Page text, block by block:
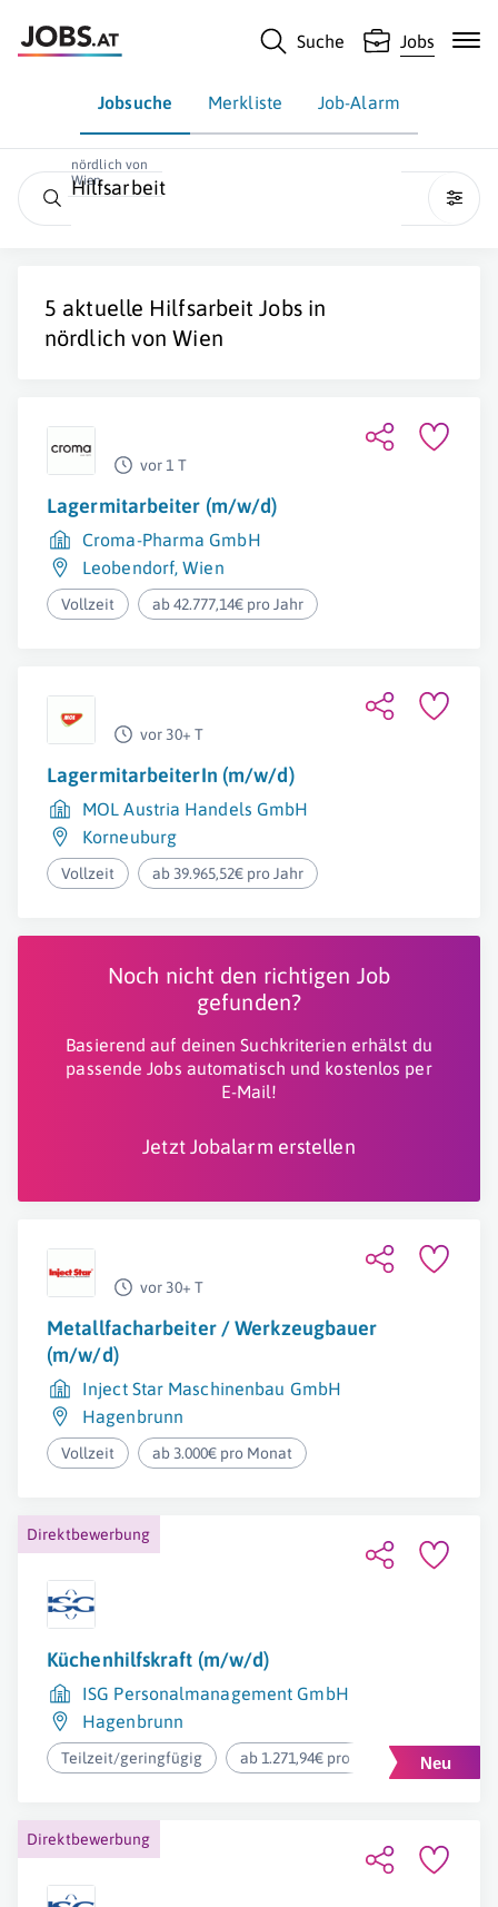
Suche Jobs
Jobsuche Merkliste Job-Alarm
nördlich von
Wien
Hilfsarbeit
5 aktuelle Hilfsarbeit Jobs in
nördlich von Wien
vor 1 T
Lagermitarbeiter (m/w/d)
Croma-Pharma GmbH
Leobendorf,Wien
Vollzeit ab 42.777,14€ pro Jahr
vor 30+ T
LagermitarbeiterIn (m/w/d)
MOL Austria Handels GmbH
Korneuburg
Vollzeit ab 39.965,52€ pro Jahr
Noch nicht den richtigen Job
gefunden?
Basierend auf deinen Suchkriterien erhälst du
passende Jobs automatisch und kostenlos per
E-Mail!
Jetzt Jobalarm erstellen
vor 30+ T
Metallfacharbeiter / Werkzeugbauer
(m/w/d)
Inject Star Maschinenbau GmbH
Hagenbrunn
Vollzeit ab 3.000€ pro Monat
Direktbewerbung
Küchenhilfskraft (m/w/d)
ISG Personalmanagement GmbH
Hagenbrunn
Teilzeit/geringfügig ab 1.271,94€ pro Monat
Direktbewerbung